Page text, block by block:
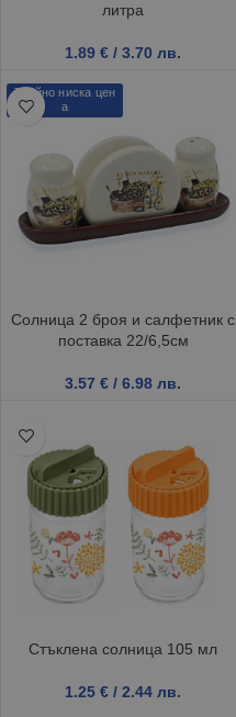
литра
1.89€ / 3.70 лв.
Трайно ниска цен
а
Солница 2 броя и салфетник с
поставка 22/6,5см
3.57€ / 6.98 лв.
Стъклена солница 105 мл
1.25€ / 2.44 лв.